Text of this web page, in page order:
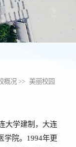
概况 >> 美丽校园
大学建制，大连
学院。1994年更